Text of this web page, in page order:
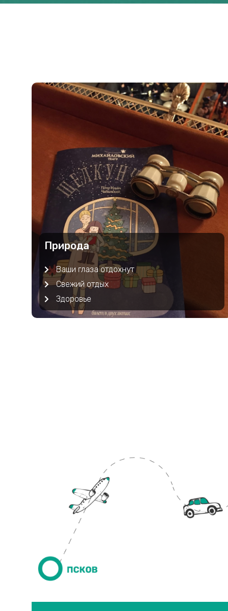
Природа
Ваши глаза отдохнут
Свежий отдых
Здоровье